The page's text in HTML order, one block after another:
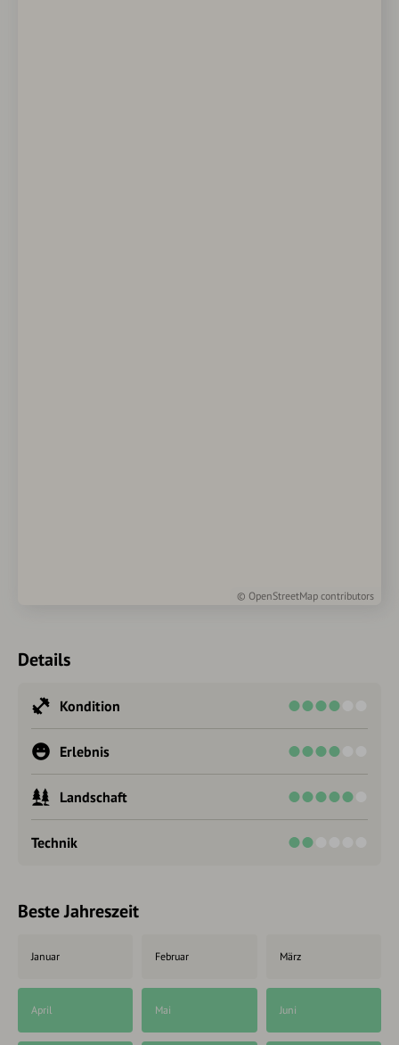
© OpenStreetMap contributors
Details
Kondition
Erlebnis
Landschaft
Technik
Beste Jahreszeit
Januar Februar März
April Mai Juni